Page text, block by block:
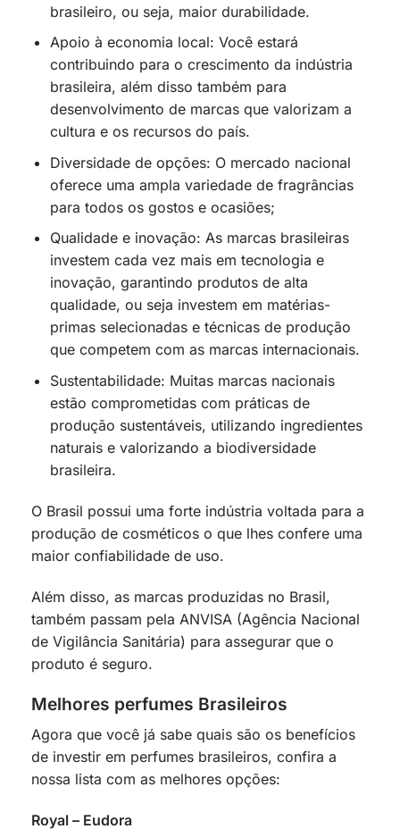
brasileiro, ou seja, maior durabilidade.
Apoio à economia local: Você estará
contribuindo para o crescimento da indústria
brasileira, além disso também para
desenvolvimento de marcas que valorizam a
cultura e os recursos do país.
Diversidade de opções: O mercado nacional
oferece uma ampla variedade de fragrâncias
para todos os gostos e ocasiões;
Qualidade e inovação: As marcas brasileiras
investem cada vez mais em tecnologia e
inovação, garantindo produtos de alta
qualidade, ou seja investem em matérias-
primas selecionadas e técnicas de produção
que competem com as marcas internacionais.
Sustentabilidade: Muitas marcas nacionais
estão comprometidas com práticas de
produção sustentáveis, utilizando ingredientes
naturais e valorizando a biodiversidade
brasileira.
O Brasil possui uma forte indústria voltada para a
produção de cosméticos o que lhes confere uma
maior confiabilidade de uso.
Além disso, as marcas produzidas no Brasil,
também passam pela ANVISA (Agência Nacional
de Vigilância Sanitária) para assegurar que o
produto é seguro.
Melhores perfumes Brasileiros
Agora que você já sabe quais são os benefícios
de investir em perfumes brasileiros, confira a
nossa lista com as melhores opções:
Royal – Eudora